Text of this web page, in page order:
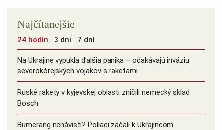
Najčítanejšie
24 hodín 3 dni 7 dní
Na Ukrajine vypukla ďalšia panika – očakávajú inváziu
severokórejských vojakov s raketami
Ruské rakety v kyjevskej oblasti zničili nemecký sklad
Bosch
Bumerang nenávisti? Poliaci začali k Ukrajincom